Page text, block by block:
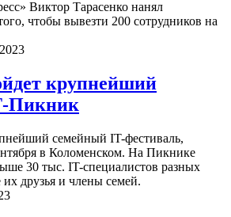
Виктор Тарасенко нанял
чтобы вывезти 200 сотрудников на
крупнейший
Пикник
семейный IT-фестиваль,
в Коломенском. На Пикнике
30 тыс. IT-специалистов разных
друзья и члены семей.